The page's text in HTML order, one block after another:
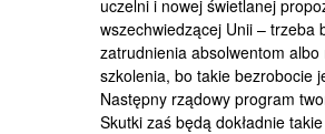
uczelni i nowej świetlanej
wszechwiedzącej Unii – trzeba
zatrudnienia absolwentom
szkolenia, bo takie bezrobocie
Następny rządowy program
Skutki zaś będą dokładnie